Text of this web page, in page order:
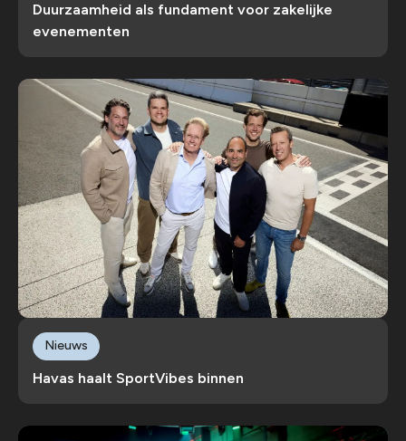
Duurzaamheid als fundament voor zakelijke
evenementen
Havas haalt SportVibes binnen
Nieuws